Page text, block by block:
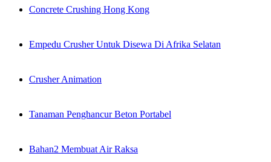
Concrete Crushing Hong Kong
Empedu Crusher Untuk Disewa Di Afrika Selatan
Crusher Animation
Tanaman Penghancur Beton Portabel
Bahan2 Membuat Air Raksa